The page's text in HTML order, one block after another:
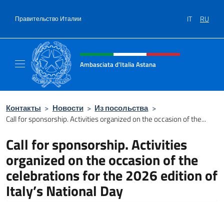
Правительство Италии IT RU
Шапка сайта, соцсети и
Ambasciata d'Italia Astana
Контакты > Новости > Из посольства >
Call for sponsorship. Activities organized on the occasion of the...
Call for sponsorship. Activities
organized on the occasion of the
celebrations for the 2026 edition of
Italy’s National Day